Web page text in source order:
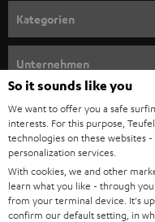
n
m
e
l
d
u
n
g
Kategorien
HEIMKINO-
SOUNDBARS
SMART HOME
Unternehmen
KARRIERE
PRESSE & MARKETING
GESCHÄFTSKUNDEN
Teufel Onlineshops
DEUTSCHLAND
ÖSTERREICH
So it sounds like you
We want to offer you a safe
interests. For this purpose,
technologies on these websites
personalization services.
With cookies, we and other
learn what you like - through
from your terminal device. It's
confirm our default setting, in